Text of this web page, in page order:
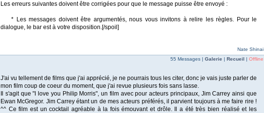
Les erreurs suivantes doivent être corrigées pour que le message puisse être envoyé :
* Les messages doivent être argumentés, nous vous invitons à relire les règles. Pour le
dialogue, le bar est à votre disposition.[/spoil]
Nate Shinai
55 Messages | Galerie | Recueil | Offline
J'ai vu tellement de films que j'ai apprécié, je ne pourrais tous les citer, donc je vais juste parler de
mon film coup de coeur du moment, que j'ai revue plusieurs fois sans lasse.
Il s'agit que "I love you Philip Morris", un film avec pour acteurs principaux, Jim Carrey ainsi que
Ewan McGregor. Jim Carrey étant un de mes acteurs préférés, il parvient toujours à me faire rire !
^^ Ce film est un cocktail agréable à la fois émouvant et drôle. Il a été très bien réalisé et les